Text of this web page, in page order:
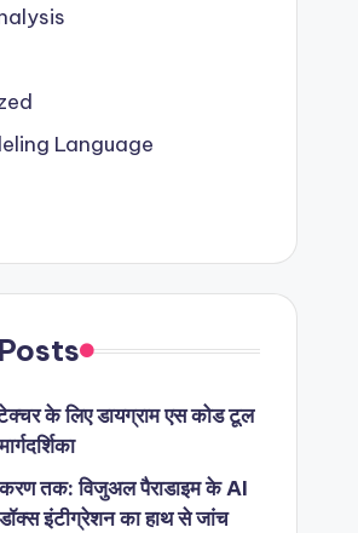
Language
के लिए डायग्राम एस कोड टूल
तक: विजुअल पैराडाइम के AI
इंटीग्रेशन का हाथ से जांच